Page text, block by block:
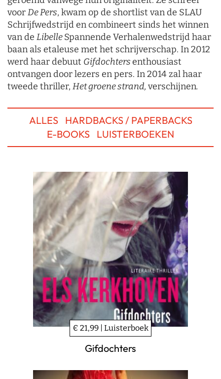
voorDe Pers, kwam op de shortlist van de SLAU
Schrijfwedstrijd en combineert sinds het winnen
van de LibelleSpannende Verhalenwedstrijd haar
baan als etaleuse met het schrijverschap. In 2012
werd haar debuut Gifdochtersenthousiast
ontvangen door lezers en pers. In 2014 zal haar
tweede thriller, Het groene strand, verschijnen.
ALLES
HARDBACKS / PAPERBACKS
E-BOOKS LUISTERBOEKEN
€ 21,99 | Luisterboek
Gifdochters